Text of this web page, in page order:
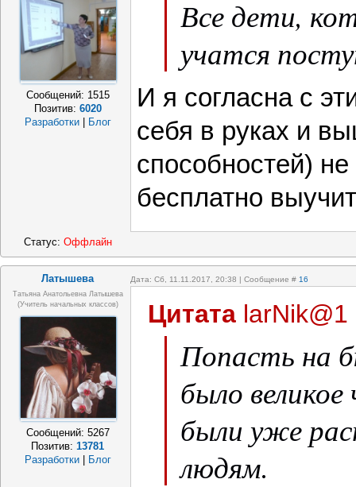
Сообщений: 1515
Позитив: 6020
Разработки
Блог
Все дети,
учатся
И я согласна с
себя в руках и
способностей)
бесплатно
Статус: Оффлайн
Латышева Дата: Сб, 11.11.2017, 20:38 | Сообщение # 16
Татьяна Анатольевна Латышева
(учитель начальных классов)
Сообщений: 5267
Позитив:13781
Разработки
Блог
Цитата larNik@1
Попасть на
было
были уже
людям.